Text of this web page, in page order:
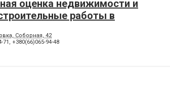
оценка недвижимости и
работы в
Соборная, 42
71 , +380(66)065-94-48